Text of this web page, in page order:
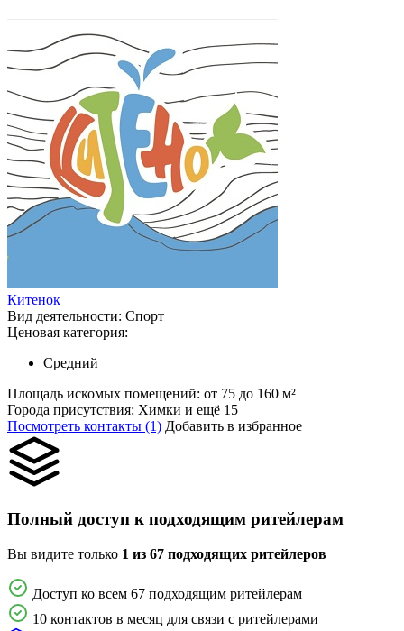
Китенок
Вид деятельности: Спорт
Ценовая категория:
Средний
Площадь искомых помещений: от 75 до 160 м²
Города присутствия: Химки и ещё 15
Посмотреть контакты (1) Добавить в избранное
Полный доступ к подходящим ритейлерам
Вы видите только 1 из 67 подходящих ритейлеров
Доступ ко всем 67 подходящим ритейлерам
10 контактов в месяц для связи с ритейлерами